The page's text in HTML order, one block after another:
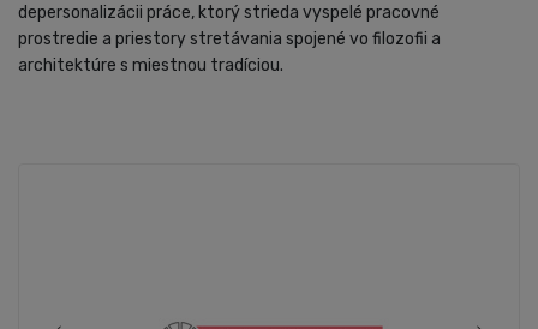
depersonalizácii práce, ktorý strieda vyspelé pracovné
prostredie a priestory stretávania spojené vo filozofii a
architektúre s miestnou tradíciou.